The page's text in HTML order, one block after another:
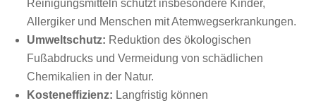
Reinigungsmitteln schützt insbesondere Kinder,
Allergiker und Menschen mit Atemwegserkrankungen.
Umweltschutz: Reduktion des ökologischen
Fußabdrucks und Vermeidung von schädlichen
Chemikalien in der Natur.
Kosteneffizienz: Langfristig können